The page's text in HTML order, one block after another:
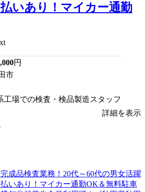
いあり！マイカー通勤
円
市
工場での検査・検品製造スタッフ
詳細を表示